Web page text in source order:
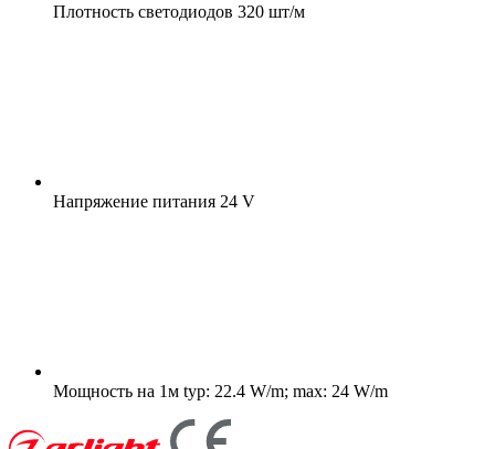
Плотность светодиодов 320 шт/м
Напряжение питания 24 V
Мощность на 1м typ: 22.4 W/m; max: 24 W/m